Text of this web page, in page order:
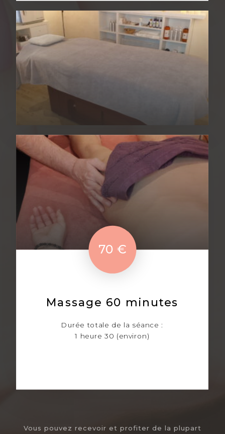
70 €
Massage 60 minutes
Durée totale de la séance :
1 heure 30 (environ)
Vous pouvez recevoir et profiter de la plupart